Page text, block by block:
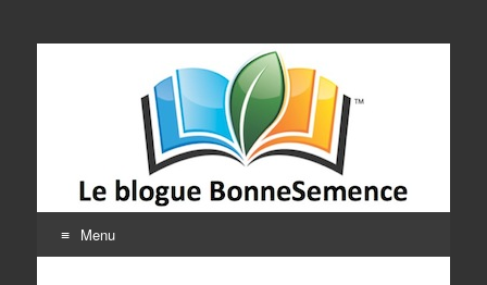
Le blogue
BonneSemence
Menu